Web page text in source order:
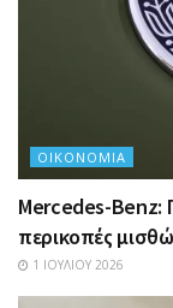
ΟΙΚΟΝΟΜΊΑ
Mercedes-Benz:
περικοπές
1 ΙΟΥΛΊΟΥ 2026